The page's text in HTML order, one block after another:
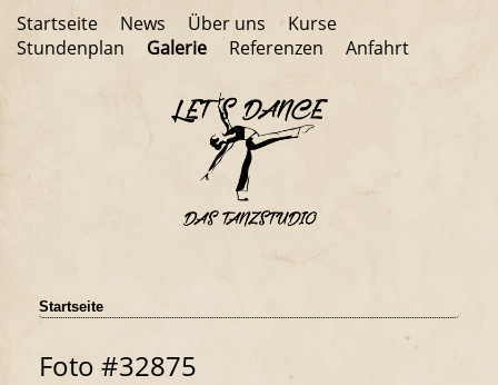
Startseite News Über uns
Kurse
Stundenplan
Galerie Referenzen Anfahrt
Startseite
Foto #32875